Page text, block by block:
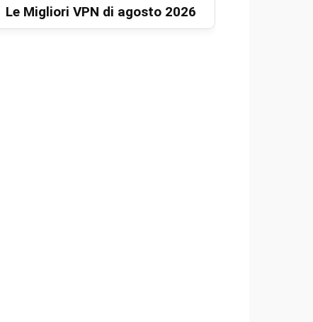
Le Migliori VPN di agosto 2026